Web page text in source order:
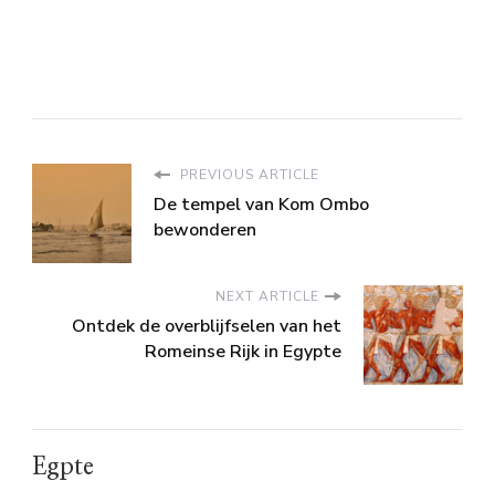
PREVIOUS ARTICLE
De tempel van Kom Ombo
bewonderen
NEXT ARTICLE
Ontdek de overblijfselen van het
Romeinse Rijk in Egypte
Egpte